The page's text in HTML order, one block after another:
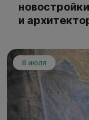
и
8 июля